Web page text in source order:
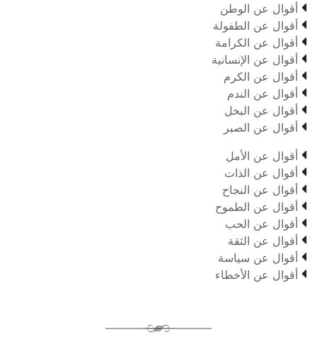
 أقوال عن الوطن
 أقوال عن الطفولة
 أقوال عن الكرامة
 أقوال عن الإنسانية
 أقوال عن الكرم
 أقوال عن الندم
 أقوال عن البخل
 أقوال عن الصبر
 أقوال عن الأمل
 أقوال عن الذات
 أقوال عن النجاح
 أقوال عن الطموح
 أقوال عن الحب
 أقوال عن الثقة
 أقوال عن سياسة
 أقوال عن الأخطاء